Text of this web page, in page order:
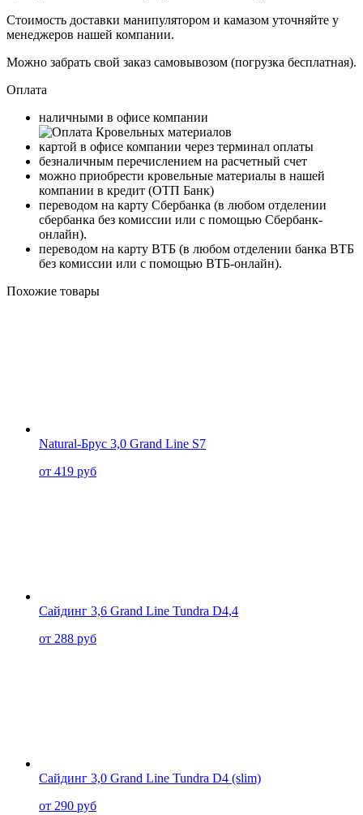
Стоимость доставки манипулятором и камазом уточняйте у
менеджеров нашей компании.
Можно забрать свой заказ самовывозом (погрузка бесплатная).
Оплата
наличными в офисе компании
картой в офисе компании через терминал оплаты
безналичным перечислением на расчетный счет
можно приобрести кровельные материалы в нашей
компании в кредит (ОТП Банк)
переводом на карту Сбербанка (в любом отделении
сбербанка без комиссии или с помощью Сбербанк-
онлайн).
переводом на карту ВТБ (в любом отделении банка ВТБ
без комиссии или с помощью ВТБ-онлайн).
Похожие товары
Natural-Брус 3,0 Grand Line S7
от 419 руб
Сайдинг 3,6 Grand Line Tundra D4,4
от 288 руб
Сайдинг 3,0 Grand Line Tundra D4 (slim)
от 290 руб